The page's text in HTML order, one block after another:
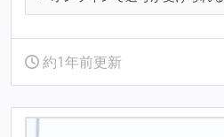
約1年前更新